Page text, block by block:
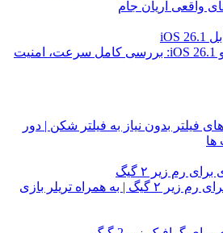
واقعی آریان جام
مقایسه اندروید 16 و iOS 26.1: بررسی کامل سرعت، امنیت
فیلتر بدون نیاز به فیلتر شکن | دور
ها
۱۰ بازی پیشنهادی برای رم زیر ۲ گیگ | به همراه تریلر بازی